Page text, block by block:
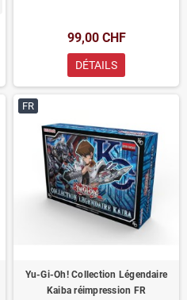
99,00 CHF
DÉTAILS
FR
Yu-Gi-Oh! Collection Légendaire
Kaiba réimpression FR